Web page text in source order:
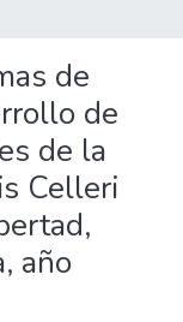
de
de
de la
Celleri
año